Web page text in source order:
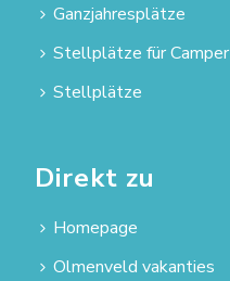
Ganzjahresplätze
Stellplätze für Camper
Stellplätze
Direkt zu
Homepage
Olmenveld vakanties